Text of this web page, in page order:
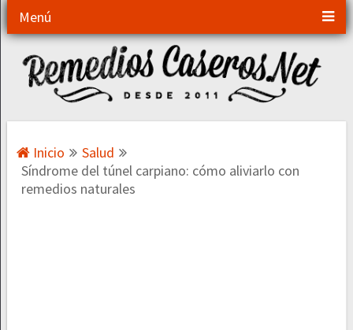
Menú
Inicio
Salud
Síndrome del túnel carpiano: cómo aliviarlo con
remedios naturales